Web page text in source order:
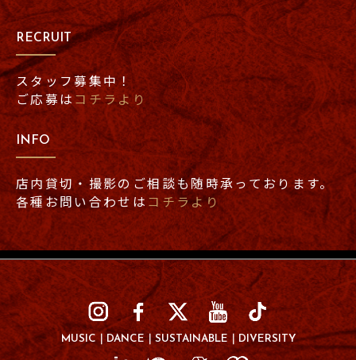
RECRUIT
スタッフ募集中！
ご応募はコチラより
INFO
店内貸切・撮影のご相談も随時承っております。
各種お問い合わせはコチラより
MUSIC DANCE SUSTAINABLE DIVERSITY